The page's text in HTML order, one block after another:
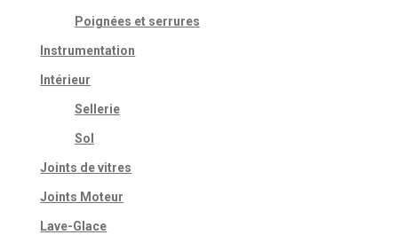
Poignées et serrures
Instrumentation
Intérieur
Sellerie
Sol
Joints de vitres
Joints Moteur
Lave-Glace